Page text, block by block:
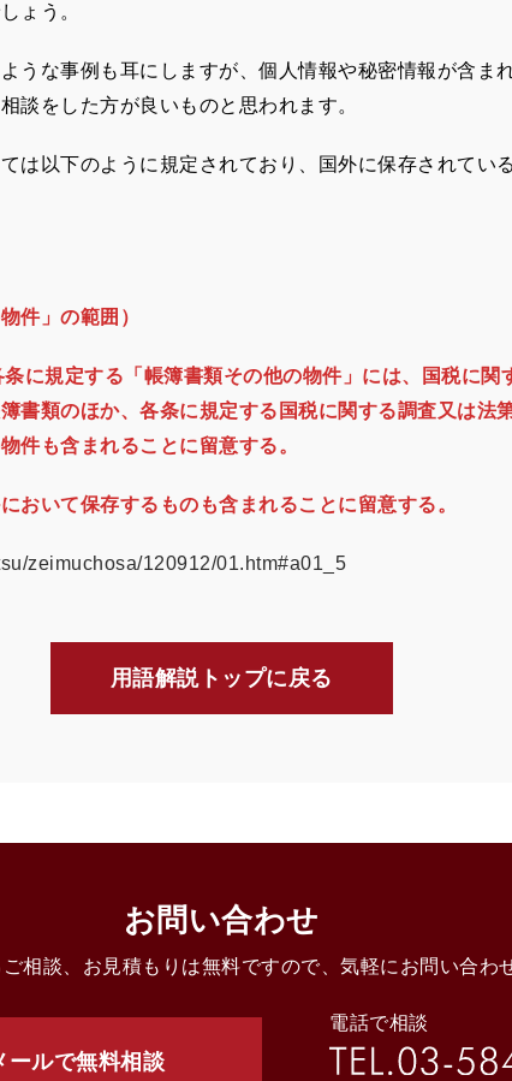
ょう。
うな事例も耳にしますが、個人情報や秘密情報が含ま
談をした方が良いものと思われます。
は以下のように規定されており、国外に保存されてい
件」の範囲）
に規定する「帳簿書類その他の物件」には、国税に関
書類のほか、各条に規定する国税に関する調査又は法
件も含まれることに留意する。
いて保存するものも含まれることに留意する。
zeimuchosa/120912/01.htm#a01_5
用語解説トップに戻る
お問い合わせ
相談、お見積もりは無料ですので、気軽にお問い合わ
ールで無料相談
電話で相談